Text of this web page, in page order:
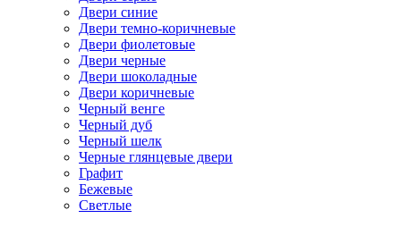
Двери синие
Двери темно-коричневые
Двери фиолетовые
Двери черные
Двери шоколадные
Двери коричневые
Черный венге
Черный дуб
Черный шелк
Черные глянцевые двери
Графит
Бежевые
Светлые